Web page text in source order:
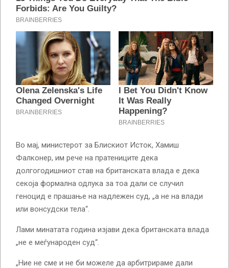
Во мај, министерот за Блискиот Исток, Хамиш
Фалконер, им рече на пратениците дека
долгогодишниот став на британската влада е дека
секоја формална одлука за тоа дали се случил
геноцид е прашање на надлежен суд, „а не на влади
или вонсудски тела“.
Лами минатата година изјави дека британската влада
„не е меѓународен суд“.
„Ние не сме и не би можеле да арбитрираме дали